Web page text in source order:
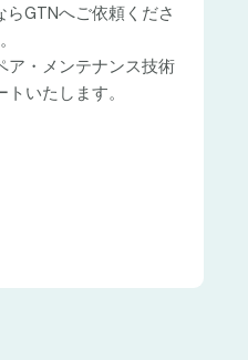
GTNへご依頼くださ
ア・メンテナンス技術
いたします。